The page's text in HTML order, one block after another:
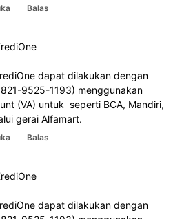
Balas
dapat dilakukan dengan
9525-1193) menggunakan
(VA) untuk  seperti BCA, Mandiri,
gerai Alfamart.
Balas
dapat dilakukan dengan